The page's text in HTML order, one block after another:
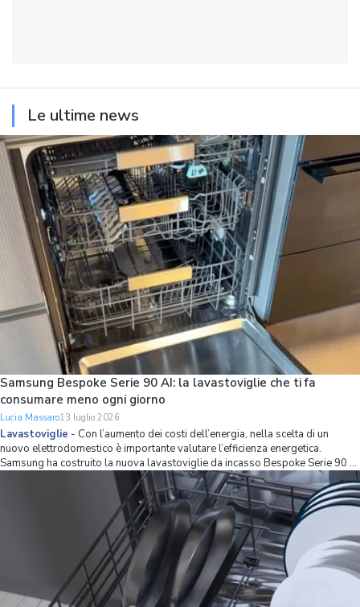
Le ultime news
Samsung Bespoke Serie 90 AI: la lavastoviglie che ti fa
consumare meno ogni giorno
Lucia Massaro13 luglio 2026
Lavastoviglie - Con l’aumento dei costi dell’energia, nella scelta di un
nuovo elettrodomestico è importante valutare l’efficienza energetica.
Samsung ha costruito la nuova lavastoviglie da incasso Bespoke Serie 90 AI
partendo proprio da questo principio, combinando una classe energetica A